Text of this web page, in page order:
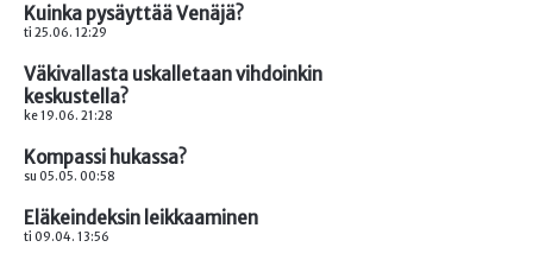
Kuinka pysäyttää Venäjä?
ti 25.06. 12:29
Väkivallasta uskalletaan vihdoinkin
keskustella?
ke 19.06. 21:28
Kompassi hukassa?
su 05.05. 00:58
Eläkeindeksin leikkaaminen
ti 09.04. 13:56